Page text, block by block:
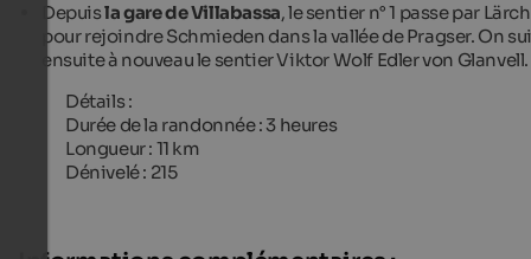
Depuisla gare de Villabassa, le sentier n° 1 passe par
pour rejoindre Schmieden dans la vallée de Pragser. On
ensuite à nouveau le sentier Viktor Wolf Edler von Glanvell.
Détails :
Durée de la randonnée : 3 heures
Longueur : 11 km
Dénivelé : 215